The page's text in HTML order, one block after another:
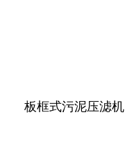
板框式污泥压滤机